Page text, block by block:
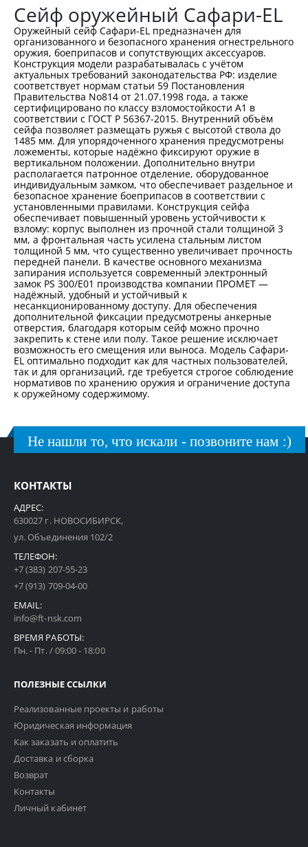
Сейф оружейный Сафари-ЕL
Оружейный сейф Сафари-EL предназначен для
организованного и безопасного хранения огнестрельного
оружия, боеприпасов и сопутствующих аксессуаров.
Конструкция модели разрабатывалась с учётом
актуальных требований законодательства РФ: изделие
соответствует нормам статьи 59 Постановления
Правительства No814 от 21.07.1998 года, а также
сертифицировано по классу взломостойкости A1 в
соответствии с ГОСТ Р 56367-2015. Внутренний объём
сейфа позволяет размещать ружья с высотой ствола до
1485 мм. Для упорядоченного хранения предусмотрены
ложементы, которые надёжно фиксируют оружие в
вертикальном положении. Дополнительно внутри
располагается патронное отделение, оборудованное
индивидуальным замком, что обеспечивает раздельное и
безопасное хранение боеприпасов в соответствии с
установленными правилами. Конструкция сейфа
обеспечивает повышенный уровень устойчивости к
взлому: корпус выполнен из прочной стали толщиной 3
мм, а фронтальная часть усилена стальным листом
толщиной 5 мм, что существенно увеличивает прочность
передней панели. В качестве основного механизма
запирания используется современный электронный
замок PS 300/E01 производства компании ПРОМЕТ —
надёжный, удобный и устойчивый к
несанкционированному доступу. Для обеспечения
дополнительной фиксации предусмотрены анкерные
отверстия, благодаря которым сейф можно прочно
закрепить к стене или полу. Такое решение исключает
возможность его смещения или выноса. Модель Сафари-
EL оптимально подходит как для частных пользователей,
так и для организаций, где требуется строгое соблюдение
нормативов по хранению оружия и ограничение доступа
к оружейному содержимому.
Не нашли то, что искали - позвоните нам :)
КОНТАКТЫ
АДРЕС:
630027 г. НОВОСИБИРСК,
ул. Объединения 102/2
ТЕЛЕФОН:
+7 (383) 207-55-23
+7 (913) 709-04-00
EMAIL:
info@ft-nsk.com
ВРЕМЯ РАБОТЫ:
Пн. - Пт. / 09:00 - 18:00
ПОЛЕЗНЫЕ ССЫЛКИ
Реализованные проекты и работы
Юридическая информация
Как заказать и оплатить
Доставка и сборка
Возврат
Контакты
Личный кабинет